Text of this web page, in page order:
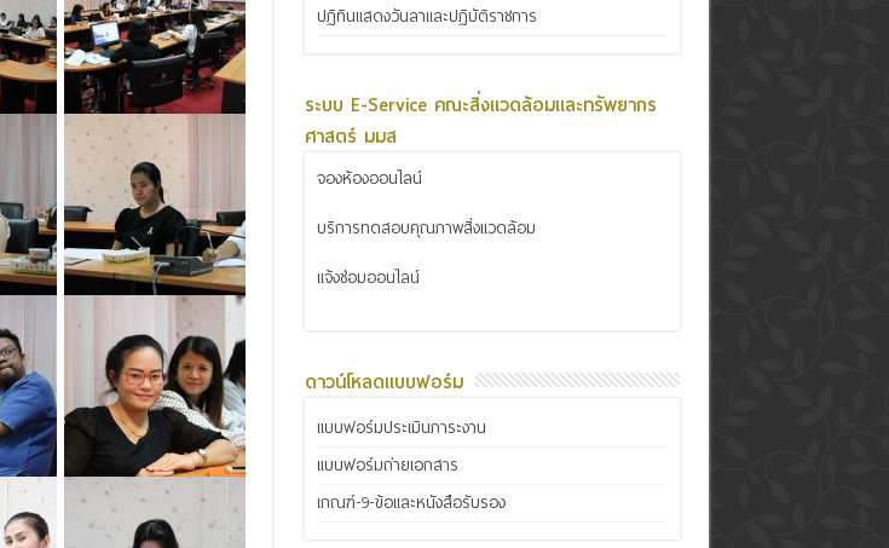
ปฏิทินแสดงวันลาและปฏิบัติราชการ
ระบบ E-Service คณะสิ่งแวดล้อมและทรัพยากร
ศาสตร์ มมส
จองห้องออนไลน์
บริการทดสอบคุณภาพสิ่งแวดล้อม
แจ้งซ่อมออนไลน์
ดาวน์โหลดแบบฟอร์ม
แบบฟอร์มประเมินภาระงาน
แบบฟอร์มถ่ายเอกสาร
เกณฑ์-9-ข้อและหนังสือรับรอง